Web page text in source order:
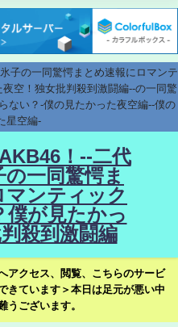
子の一同驚愕まとめ速報にロマンテ
空！独女批判殺到激闘編--の一同驚
ない？-僕の見たかった夜空編--僕の
星空編-
！--二代
の一同驚愕ま
マンティック
僕が見たかっ
殺到激闘編
アクセス、閲覧、こちらのサービ
きています＞本日は足元が悪い中
うございます。